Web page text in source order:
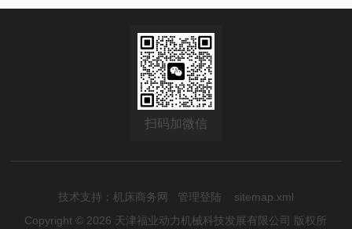
扫码加微信
技术支持： 机床商务网 管理登陆
sitemap.xml
Copyright © 2026 天津福业动力机械科技发展有限公司 版权所